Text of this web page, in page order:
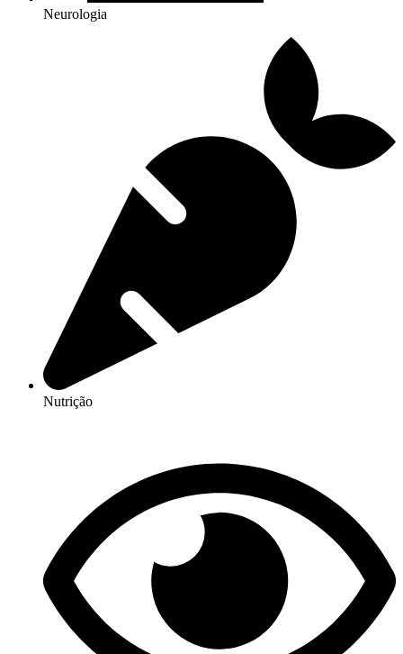
Neurologia
Nutrição